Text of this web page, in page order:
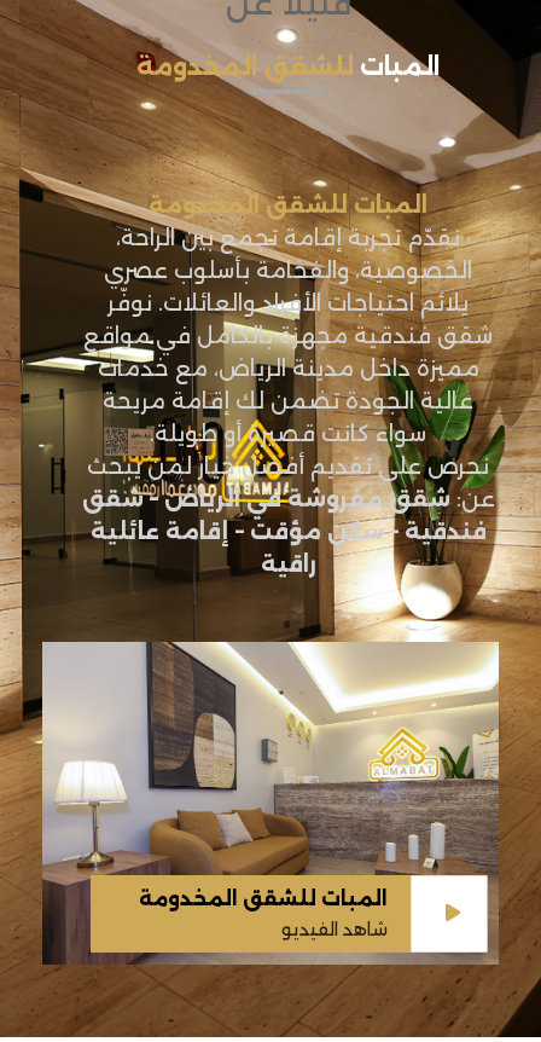
المبات للشقق المخدومة
المبات للشقق المخدومة
نقدّم تجربة إقامة تجمع بين الراحة،
الخصوصية، والفخامة بأسلوب عصري
يلائم احتياجات الأفراد والعائلات. نوفّر
شقق فندقية مجهزة بالكامل في مواقع
مميزة داخل مدينة الرياض، مع خدمات
عالية الجودة تضمن لك إقامة مريحة
سواء كانت قصيرة أو طويلة.
نحرص على تقديم أفضل خيار لمن يبحث
عن: شقق مفروشة في الرياض – شقق
فندقية – سكن مؤقت – إقامة عائلية
راقية
المبات للشقق المخدومة
شاهد الفيديو